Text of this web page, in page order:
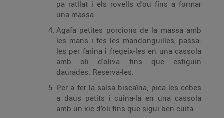
pa ratllat i els rovells d'ou fins a formar
una massa.
Agafa petites porcions de la massa amb
les mans i fes les mandonguilles, passa-
les per farina i fregeix-les en una cassola
amb oli d'oliva fins que estiguin
daurades. Reserva-les.
Per a fer la salsa biscaïna, pica les cebes
a daus petits i cuina-la en una cassola
amb un xic d’oli fins que sigui ben cuita